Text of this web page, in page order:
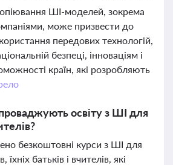
ШІ-моделей, зокрема
може призвести до
передових технологій,
безпеці, інноваціям і
країн, які розробляють
освіту з ШІ для
безкоштовні курси з ШІ для
їхніх батьків і вчителів, які